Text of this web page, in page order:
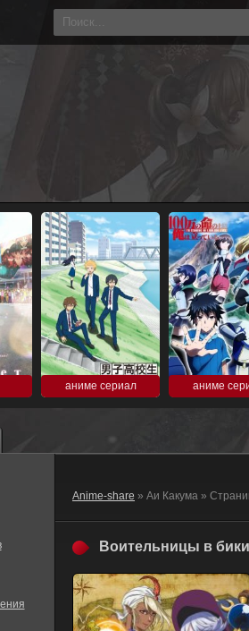
аниме сериал аниме
Anime-share » Аи Какума »
Воительницы в